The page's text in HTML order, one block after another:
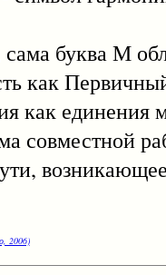
буква М
как
как
совместной
2006)